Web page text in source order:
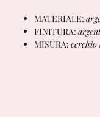
MATERIALE:
FINITURA:
MISURA: cerchio